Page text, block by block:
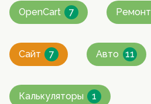
OpenCart 7 Ремонт
Сайт 7 Авто 11
Калькуляторы 1